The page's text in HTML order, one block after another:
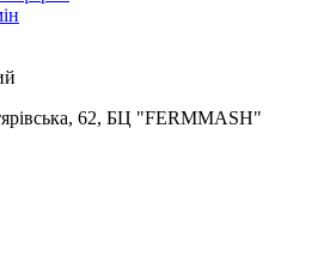
62, БЦ "FERMMASH"